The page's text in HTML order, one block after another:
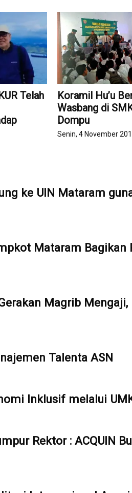
Telah
Koramil Hu’u
Wasbang di
Dompu
Senin, 4 November
ke UIN Mataram
Mataram Bagikan
Magrib Mengaji,
Talenta ASN
Inklusif melalui
Rektor : ACQUIN